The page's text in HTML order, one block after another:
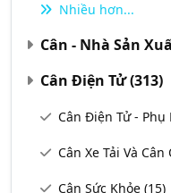
Nhiều hơn...
Cân - Nhà Sản
Cân Điện Tử(313)
Cân Điện Tử -
Cân Xe Tải Và Cân
Cân Sức Khỏe (15)